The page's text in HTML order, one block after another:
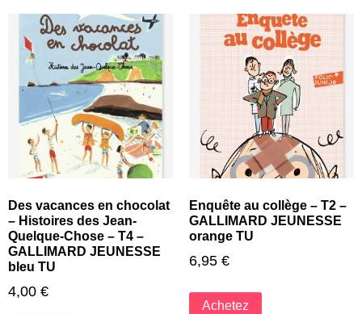
Des vacances en chocolat
– Histoires des Jean-
Quelque-Chose – T4 –
GALLIMARD JEUNESSE
bleu TU
4,00 €
Enquête au collège – T2 –
GALLIMARD JEUNESSE
orange TU
6,95 €
Achetez